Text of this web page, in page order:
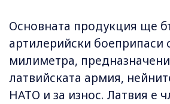
Основната продукция ще
артилерийски боеприпаси
милиметра,
латвийската армия,
НАТО и за износ. Латвия е